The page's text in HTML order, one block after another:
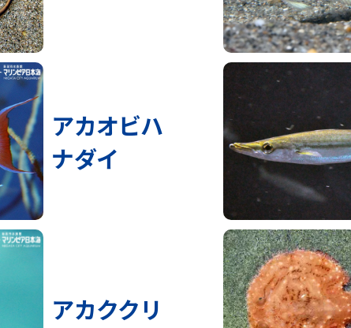
アカオビハ
ナダイ
アカククリ